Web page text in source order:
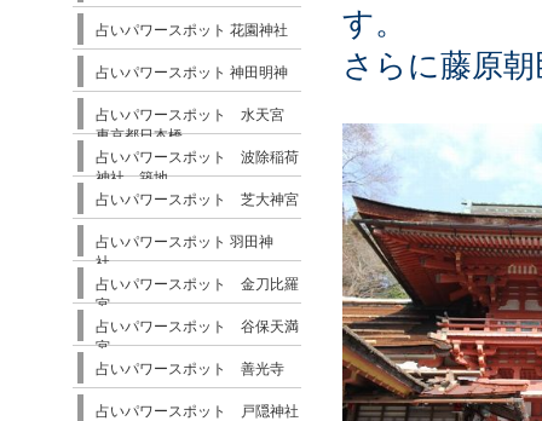
す。
さらに藤原
占いパワースポット 花園神社
占いパワースポット 神田明神
占いパワースポット 水天宮
東京都日本橋
占いパワースポット 波除稲荷
神社 築地
占いパワースポット 芝大神宮
占いパワースポット 羽田神
社
占いパワースポット 金刀比羅
宮
占いパワースポット 谷保天満
宮
占いパワースポット 善光寺
占いパワースポット 戸隠神社